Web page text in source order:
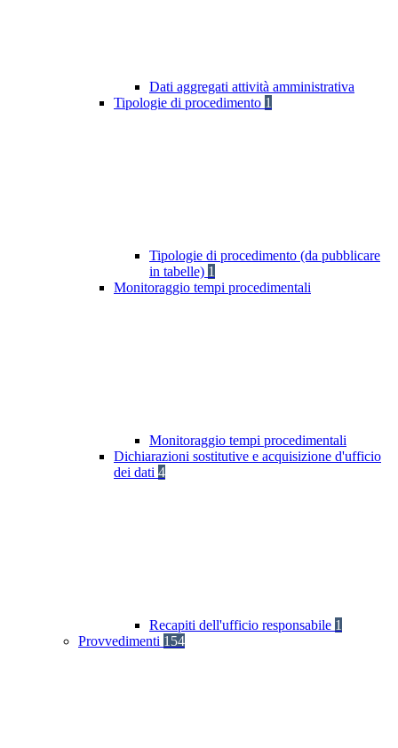
Dati aggregati attività amministrativa
Tipologie di procedimento 1
Tipologie di procedimento (da pubblicare
in tabelle) 1
Monitoraggio tempi procedimentali
Monitoraggio tempi procedimentali
Dichiarazioni sostitutive e acquisizione d'ufficio
dei dati 4
Recapiti dell'ufficio responsabile 1
Provvedimenti 154